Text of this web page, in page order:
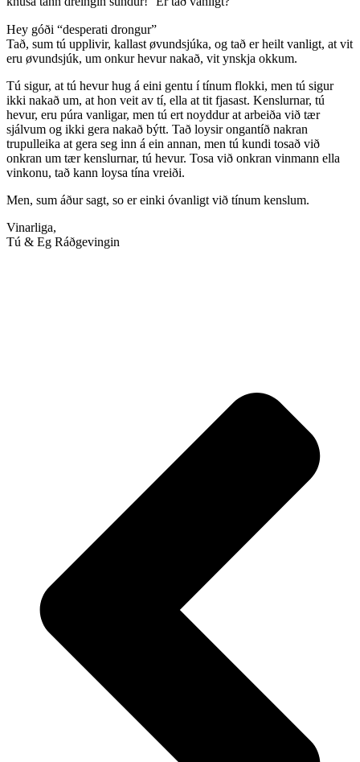
Hey góði “desperati drongur”
Tað, sum tú upplivir, kallast øvundsjúka, og tað er heilt vanligt, at vit
eru øvundsjúk, um onkur hevur nakað, vit ynskja okkum.
Tú sigur, at tú hevur hug á eini gentu í tínum flokki, men tú sigur
ikki nakað um, at hon veit av tí, ella at tit fjasast. Kenslurnar, tú
hevur, eru púra vanligar, men tú ert noyddur at arbeiða við tær
sjálvum og ikki gera nakað býtt. Tað loysir ongantíð nakran
trupulleika at gera seg inn á ein annan, men tú kundi tosað við
onkran um tær kenslurnar, tú hevur. Tosa við onkran vinmann ella
vinkonu, tað kann loysa tína vreiði.
Men, sum áður sagt, so er einki óvanligt við tínum kenslum.
Vinarliga,
Tú & Eg Ráðgevingin